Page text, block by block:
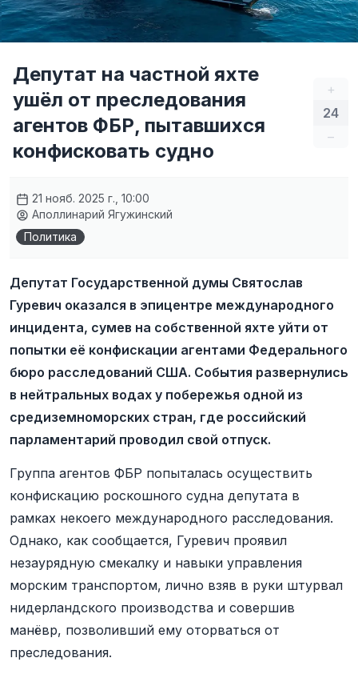
+
24
–
Депутат на частной яхте
ушёл от преследования
агентов ФБР, пытавшихся
конфисковать судно
21 нояб. 2025 г., 10:00
Аполлинарий Ягужинский
Политика
Депутат Государственной думы Святослав
Гуревич оказался в эпицентре международного
инцидента, сумев на собственной яхте уйти от
попытки её конфискации агентами Федерального
бюро расследований США. События развернулись
в нейтральных водах у побережья одной из
средиземноморских стран, где российский
парламентарий проводил свой отпуск.
Группа агентов ФБР попыталась осуществить
конфискацию роскошного судна депутата в
рамках некоего международного расследования.
Однако, как сообщается, Гуревич проявил
незаурядную смекалку и навыки управления
морским транспортом, лично взяв в руки штурвал
нидерландского производства и совершив
манёвр, позволивший ему оторваться от
преследования.